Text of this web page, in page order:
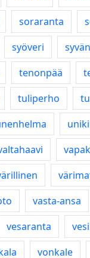
soraranta
syöveri
tenonpää
tuliperho
vasta-ansa
vesaranta
vonkale